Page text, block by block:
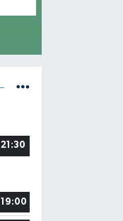
21:30
19:00